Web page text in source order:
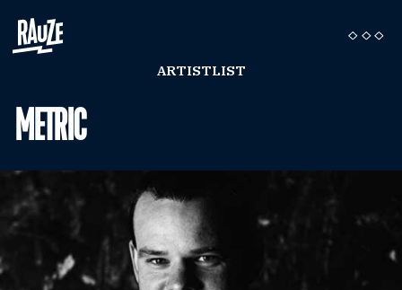
ARTISTLIST
METRIC